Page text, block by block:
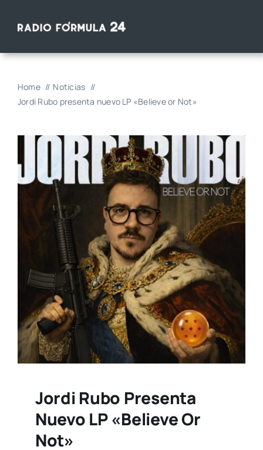
Home
Noticias
Jordi Rubo presenta nuevo LP «Believe or Not»
Jordi Rubo Presenta
Nuevo LP «Believe Or
Not»